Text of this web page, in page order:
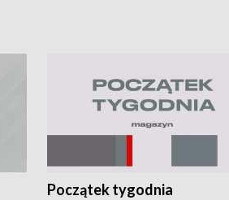
Początek tygodnia